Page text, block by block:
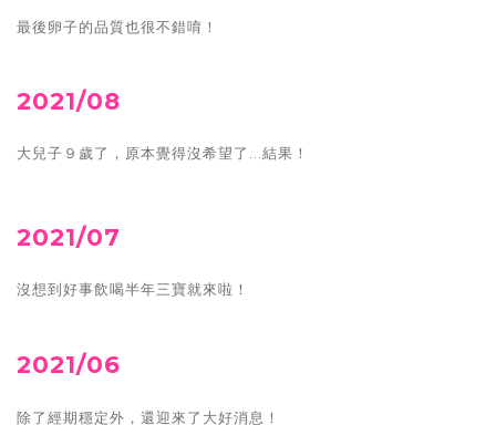
最後卵子的品質也很不錯唷！
2021/08
大兒子９歲了，原本覺得沒希望了...結果！
2021/07
沒想到好事飲喝半年三寶就來啦！
2021/06
除了經期穩定外，還迎來了大好消息！